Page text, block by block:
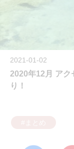
2021-01-02
2020年12月 アク
り！